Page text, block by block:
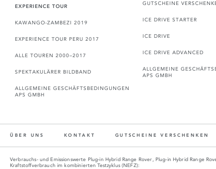
EXPERIENCE TOUR
KAWANGO-ZAMBEZI 2019
EXPERIENCE TOUR PERU 2017
ALLE TOUREN 2000–2017
SPEKTAKULÄRER BILDBAND
ALLGEMEINE GESCHÄFTSBEDINGUNGEN
APS GMBH
GUTSCHEINE
ICE DRIVE STARTER
ICE DRIVE
ICE DRIVE ADVANCED
ALLGEMEINE
APS GMBH
ÜBER UNS KONTAKT GUTSCHEINE VERSCHENKEN
Verbrauchs- und Emissionswerte Plug‑in Hybrid Range Rover, Plug‑in Hybrid Range
Kraftstoffverbrauch im kombinierten Testzyklus (NEFZ):